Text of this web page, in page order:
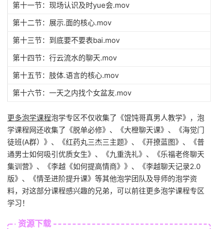
第十一节：现场认识及时yue会.mov
第十二节：展示.面的核心.mov
第十三节：到底要不要表bai.mov
第十四节：行云流水的聊天.mov
第十五节：肢体.语言的核心.mov
第十六节：一天之内找个女盆友.mov
更多泡学课程泡学专区不仅收集了《馄饨哥真男人教学》，泡
学课程网还收集了《脱单必修》、《大橙聊天课》、《海觉门
徒班(A群）》、《红药丸三杰三主题》、《开撩蓝图》、《普
通男士如何吸引优质女生》、《九重洗礼》、《乐福老佟聊天
集训营》、《李越《如何提高情商》》、《李越聊天记录2.0
版》、《情圣进阶提升课》等其他泡学团队及导师的泡学资
料，对这部分课程感兴趣的兄弟，可以前往更多泡学课程专区
学习！
资源下载